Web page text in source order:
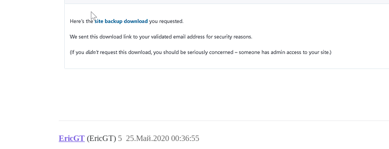
EricGT (EricGT) 25.Май.2020 00:36:55
5